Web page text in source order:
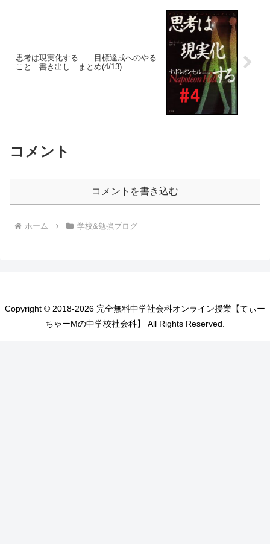
思考は現実化する 目標達成へのやる
こと 書き出し まとめ(4/13)
コメント
コメントを書き込む
ホーム 学校&勉強ブログ
Copyright © 2018-2026 完全無料中学社会科オンライン授業【てぃー
ちゃーMの中学校社会科】 All Rights Reserved.